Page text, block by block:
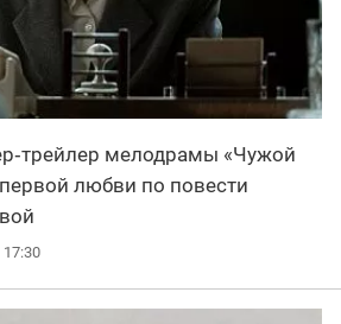
мелодрамы «Чужой
любви по повести
17:30